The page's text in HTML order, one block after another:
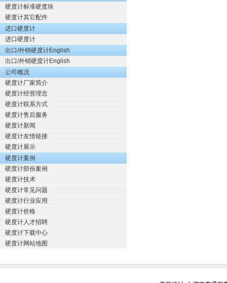
硬度计标准硬度块
硬度计其它配件
进口硬度计
进口硬度计
出口/外销硬度计English
出口/外销硬度计English
公司概况
硬度计厂家简介
硬度计经营理念
硬度计联系方式
硬度计售后服务
硬度计新闻
硬度计友情链接
硬度计展示
硬度计案例
硬度计部份案例
硬度计技术
硬度计常见问题
硬度计行业应用
硬度计价格
硬度计人才招聘
硬度计下载中心
硬度计网站地图